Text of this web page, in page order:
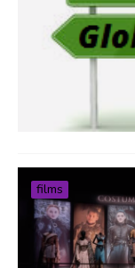
films